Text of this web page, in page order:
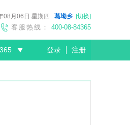
08月06日 星期四 葛坳乡 [切换]
客服热线： 400-08-84365
登录 注册